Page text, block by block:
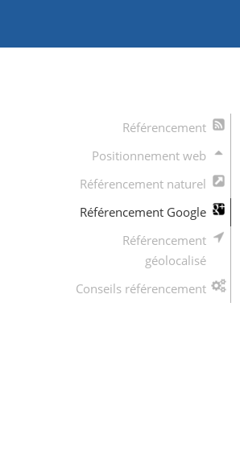
Référencement
Positionnement web
Référencement naturel
Référencement Google
Référencement
géolocalisé
Conseils référencement